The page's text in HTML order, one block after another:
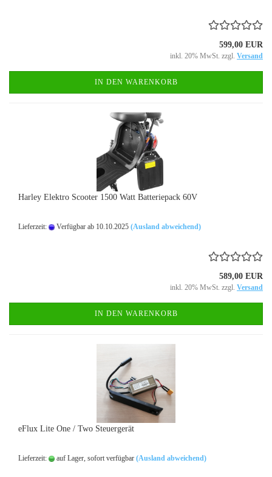
599,00 EUR
inkl. 20% MwSt. zzgl. Versand
IN DEN WARENKORB
Harley Elektro Scooter 1500 Watt Batteriepack 60V
Lieferzeit: Verfügbar ab 10.10.2025 (Ausland abweichend)
589,00 EUR
inkl. 20% MwSt. zzgl. Versand
IN DEN WARENKORB
eFlux Lite One / Two Steuergerät
Lieferzeit: auf Lager, sofort verfügbar (Ausland abweichend)